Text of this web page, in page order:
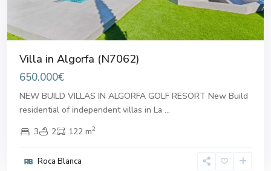
Villa in Algorfa (N7062)
650.000€
NEW BUILD VILLAS IN ALGORFA GOLF RESORT New Build
residential of independent villas in La ...
3
2 122 m2
Roca Blanca